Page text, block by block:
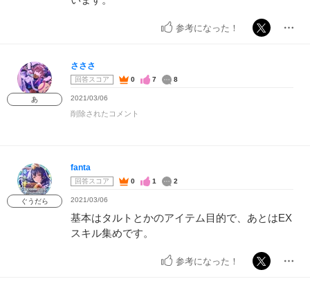
参考になった！
あ
さささ
回答スコア 0 7 8
2021/03/06
削除されたコメント
ぐうだら
fanta
回答スコア 0 1 2
2021/03/06
基本はタルトとかのアイテム目的で、あとはEX
スキル集めです。
参考になった！